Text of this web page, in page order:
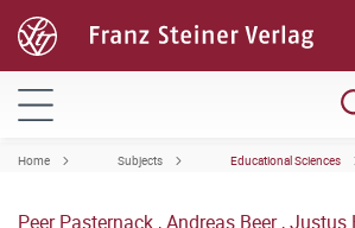
Home Subjects Educational Sciences
Peer Pasternack ,Andreas Beer,Justus